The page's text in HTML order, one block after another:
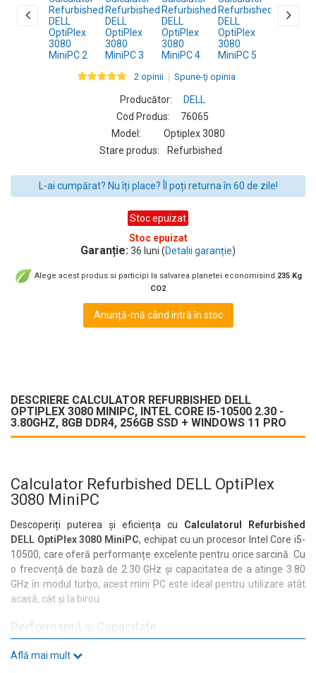
2 opinii Spune-ţi opinia
Producător:
DELL
Cod Produs:
76065
Model:
Optiplex 3080
Stare produs:
Refurbished
L-ai cumpărat? Nu îți place? Îl poți returna în 60 de zile!
Stoc epuizat
Stoc epuizat
Garanție: 36 luni (Detalii garanție)
Alege acest produs si participi la salvarea planetei economisind 235 Kg
CO2
Anunță-mă când intră în stoc
DESCRIERE CALCULATOR REFURBISHED DELL
OPTIPLEX 3080 MINIPC, INTEL CORE I5-10500 2.30 -
3.80GHZ, 8GB DDR4, 256GB SSD + WINDOWS 11 PRO
Calculator Refurbished DELL OptiPlex
3080 MiniPC
Descoperiți puterea și eficiența cu Calculatorul Refurbished
DELL OptiPlex 3080 MiniPC, echipat cu un procesor Intel Core i5-
10500, care oferă performanțe excelente pentru orice sarcină. Cu
o frecvență de bază de 2.30 GHz și capacitatea de a atinge 3.80
GHz în modul turbo, acest mini PC este ideal pentru utilizare atât
acasă, cât și la birou.
Performanță și Capacitate
Acest model vine cu
Află mai mult